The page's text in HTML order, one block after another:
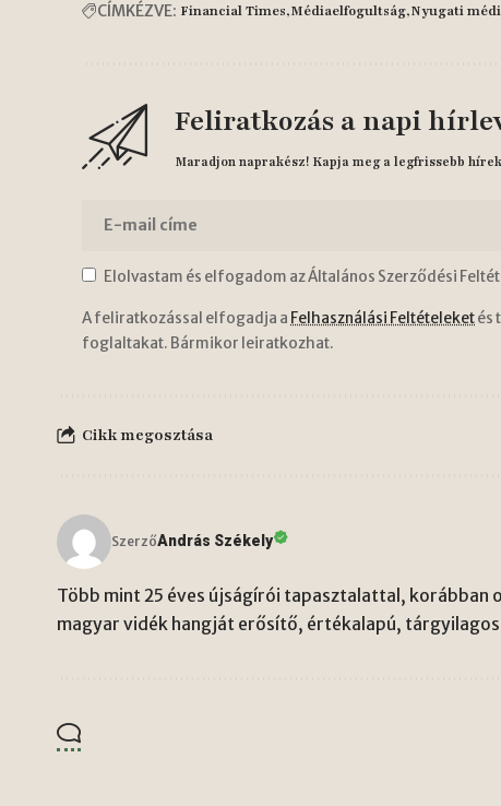
CÍMKÉZVE: Financial Times Médiaelfogultság Nyugati
Feliratkozás a napi
Maradjon naprakész! Kapja meg a legfrissebb
Elolvastam és elfogadom az Általános Szerződési
A feliratkozással elfogadja a Felhasználási Feltételeketés
foglaltakat. Bármikor leiratkozhat.
Cikk megosztása
SzerzőAndrás Székely
Több mint 25 éves újságírói tapasztalattal, korábban
magyar vidék hangját erősítő, értékalapú,